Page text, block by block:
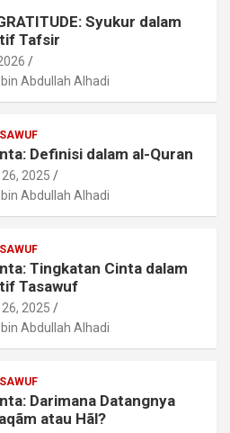
Syukur dalam
Tafsir
Abdullah Alhadi
Definisi dalam al-Quran
2025
Abdullah Alhadi
Tingkatan Cinta dalam
Tasawuf
2025
Abdullah Alhadi
Darimana Datangnya
atau Hãl?